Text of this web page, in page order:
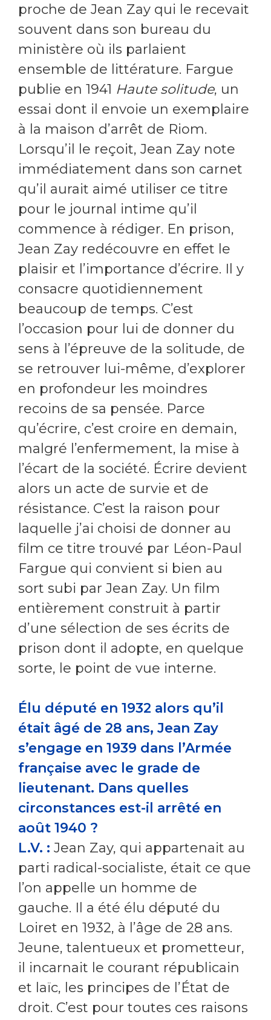
proche de Jean Zay qui le recevait
souvent dans son bureau du
ministère où ils parlaient
ensemble de littérature. Fargue
publie en 1941 Haute solitude, un
essai dont il envoie un exemplaire
à la maison d’arrêt de Riom.
Lorsqu’il le reçoit, Jean Zay note
immédiatement dans son carnet
qu’il aurait aimé utiliser ce titre
pour le journal intime qu’il
commence à rédiger. En prison,
Jean Zay redécouvre en effet le
plaisir et l’importance d’écrire. Il y
consacre quotidiennement
beaucoup de temps. C’est
l’occasion pour lui de donner du
sens à l’épreuve de la solitude, de
se retrouver lui-même, d’explorer
en profondeur les moindres
recoins de sa pensée. Parce
qu’écrire, c’est croire en demain,
malgré l’enfermement, la mise à
l’écart de la société. Écrire devient
alors un acte de survie et de
résistance. C’est la raison pour
laquelle j’ai choisi de donner au
film ce titre trouvé par Léon-Paul
Fargue qui convient si bien au
sort subi par Jean Zay. Un film
entièrement construit à partir
d’une sélection de ses écrits de
prison dont il adopte, en quelque
sorte, le point de vue interne.
Élu député en 1932 alors qu’il
était âgé de 28 ans, Jean Zay
s’engage en 1939 dans l’Armée
française avec le grade de
lieutenant. Dans quelles
circonstances est-il arrêté en
août 1940 ?
L.V. : Jean Zay, qui appartenait au
parti radical-socialiste, était ce que
l’on appelle un homme de
gauche. Il a été élu député du
Loiret en 1932, à l’âge de 28 ans.
Jeune, talentueux et prometteur,
il incarnait le courant républicain
et laïc, les principes de l’État de
droit. C’est pour toutes ces raisons